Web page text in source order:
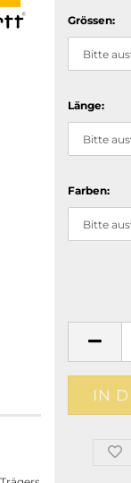
Grössen:
Länge:
Farben: